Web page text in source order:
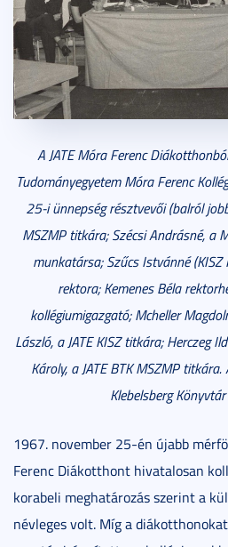
A JATE Móra Ferenc
Tudományegyetem Móra Ferenc
25-i ünnepség résztvevői (balról
MSZMP titkára; Szécsi Andrásné, a
munkatársa; Szűcs Istvánné (KISZ
rektora; Kemenes Béla
kollégiumigazgató; Mcheller
László, a JATE KISZ titkára; Herczeg
Károly, a JATE BTK MSZMP
Klebelsberg
1967. november 25-én újabb
Ferenc Diákotthont hivatalosan
korabeli meghatározás szerint a
névleges volt. Míg a